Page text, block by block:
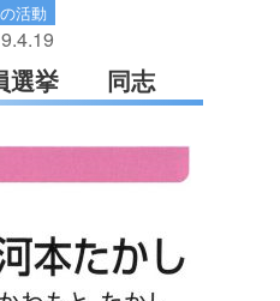
活動
員選挙 同志